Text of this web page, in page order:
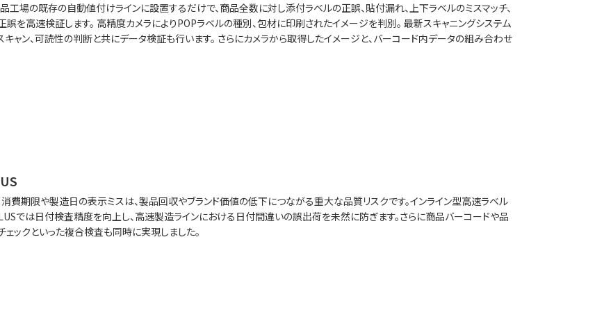
工場の既存の自動値付けラインに設置するだけで、商品全数に対し添付ラベルの正誤、貼付漏れ、上下ラベルのミスマッチ、
誤を高速検証します。 高精度カメラによりPOPラベルの種別、包材に印刷されたイメージを判別。 最新スキャニングシステム
キャン、可読性の判断と共にデータ検証も行います。 さらにカメラから取得したイメージと、バーコード内データの組み合わせ
費期限や製造日の表示ミスは、製品回収やブランド価値の低下につながる重大な品質リスクです。インライン型高速ラベル
では日付検査精度を向上し、高速製造ラインにおける日付間違いの誤出荷を未然に防ぎます。さらに商品バーコードや品
ェックといった複合検査も同時に実現しました。